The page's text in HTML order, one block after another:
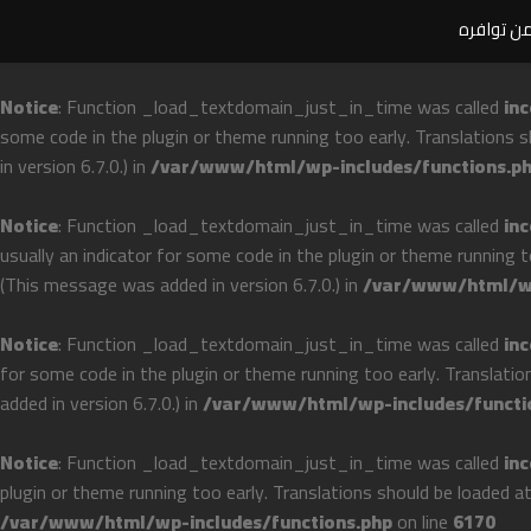
Notice: Function _load_textdomain_just_in_time was called
some code in the plugin or theme running too early. Translations
in version 6.7.0.) in/var/www/html/wp-includes/
Notice: Function _load_textdomain_just_in_time was called
usually an indicator for some code in the plugin or theme
(This message was added in version 6.7.0.) in/var/www/html/
Notice: Function _load_textdomain_just_in_time was called
for some code in the plugin or theme running too early.
added in version 6.7.0.) in/var/www/html/wp-includes/
Notice: Function _load_textdomain_just_in_time was called
plugin or theme running too early. Translations should be loaded
/var/www/html/wp-includes/functions.phpon line 6170
توافره